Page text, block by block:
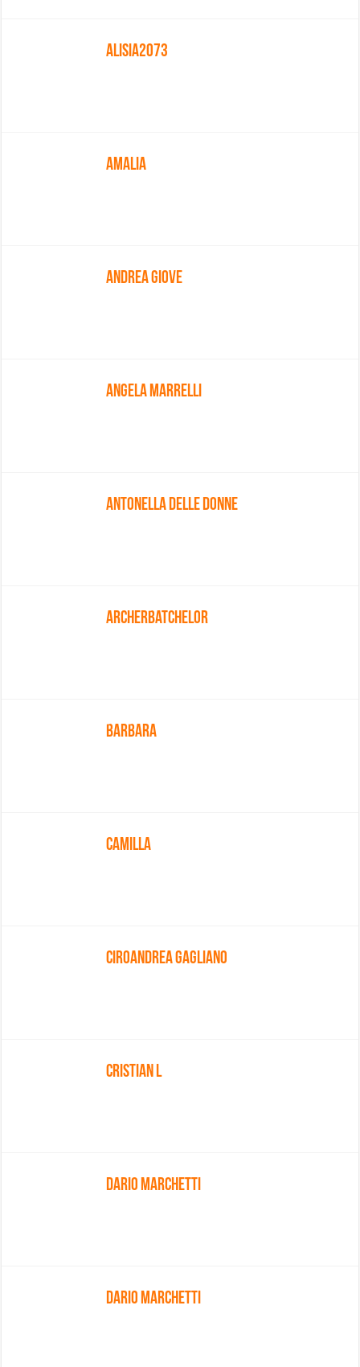
Alisia2073
Amalia
Andrea Giove
Angela Marrelli
Antonella Delle Donne
Archerbatchelor
Barbara
Camilla
Ciroandrea Gagliano
Cristian L
Dario Marchetti
Dario Marchetti